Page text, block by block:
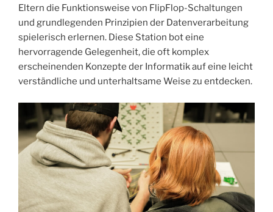
Eltern die Funktionsweise von FlipFlop-Schaltungen
und grundlegenden Prinzipien der Datenverarbeitung
spielerisch erlernen. Diese Station bot eine
hervorragende Gelegenheit, die oft komplex
erscheinenden Konzepte der Informatik auf eine leicht
verständliche und unterhaltsame Weise zu entdecken.